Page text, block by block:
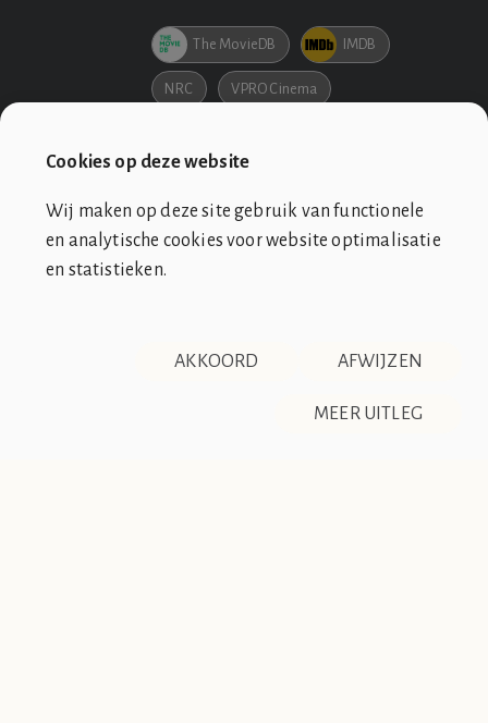
Cookies op deze website
Wij maken op deze site gebruik van functionele
en analytische cookies voor website optimalisatie
en statistieken.
AFWIJZEN
AKKOORD
MEER UITLEG
The MovieDB IMDB
NRC VPRO Cinema
DISCLAIMER & PRIVACY
RSS
overeenkomsten tussen de club en de werkelijkheid berusten